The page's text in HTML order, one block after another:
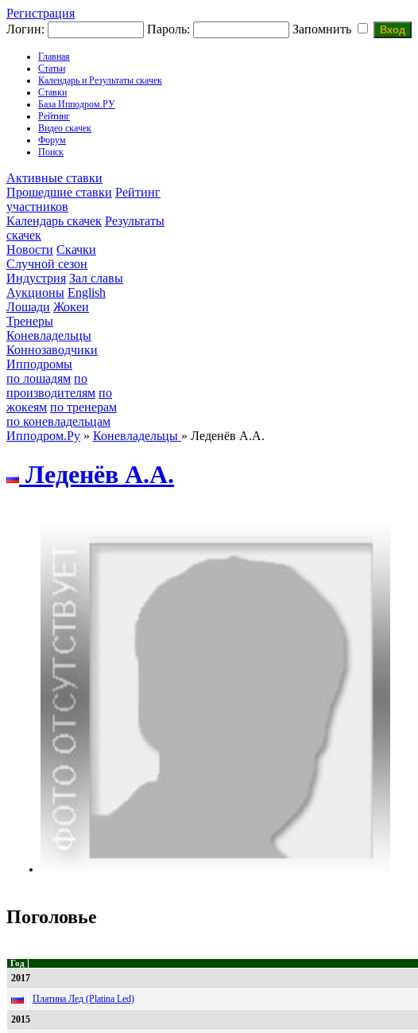
Регистрация
Логин:
Пароль: Запомнить
Главная
Статьи
Календарь и Результаты скачек
Ставки
База Ипподром.РУ
Рейтинг
Видео скачек
Форум
Поиск
Активные ставки
Прошедшие ставки Рейтинг
участников
Календарь скачек Результаты
скачек
Новости Скачки
Случной сезон
Индустрия Зал славы
Аукционы English
Лошади Жокеи
Тренеры
Коневладельцы
Коннозаводчики
Ипподромы
по лошадям по
производителям по
жокеям по тренерам
по коневладельцам
Ипподром.Ру » Коневладельцы » Леденёв А.А.
Леденёв А.А.
Поголовье
Год
2017
Платина Лед (Platina Led)
2015